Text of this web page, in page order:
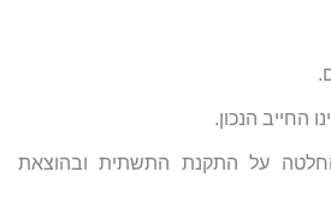
על התקנת התשתית ובהוצאת